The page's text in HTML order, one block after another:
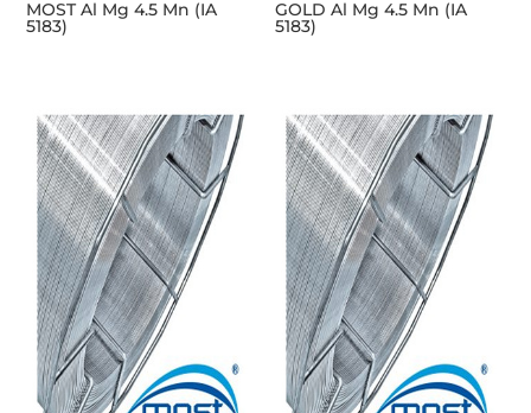
MOST Al Mg 4.5 Mn (IA
5183)
GOLD Al Mg 4.5 Mn (IA
5183)